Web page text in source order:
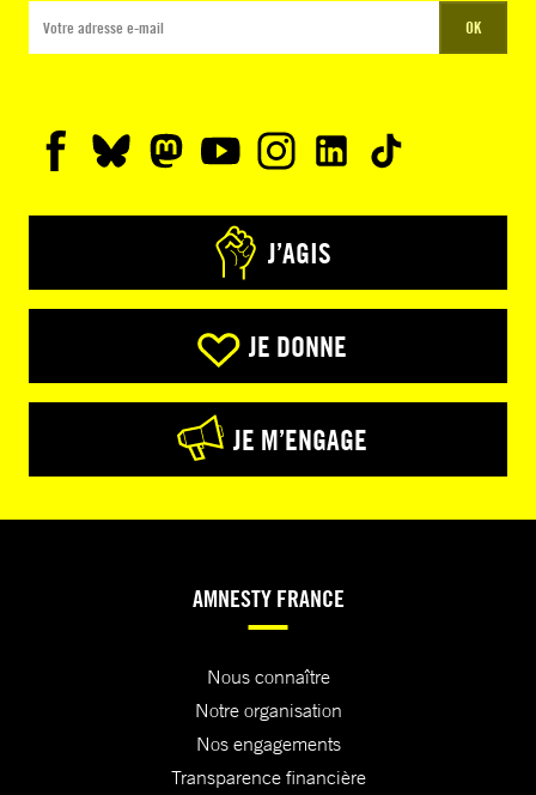
OK
J’AGIS
JE DONNE
JE M’ENGAGE
AMNESTY FRANCE
Nous connaître
Notre organisation
Nos engagements
Transparence financière